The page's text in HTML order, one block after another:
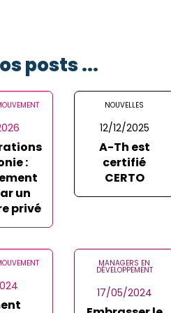
posts ...
:
un
privé
NOUVELLES
12/12/2025
A-Th est
certifié
CERTO
MANAGERS EN
DÉVELOPPEMENT
17/05/2024